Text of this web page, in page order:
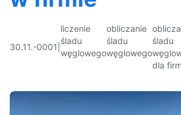
30.11.-0001
liczenie
śladu
węglowego
obliczanie
śladu
węglowego
śladu
dla firm